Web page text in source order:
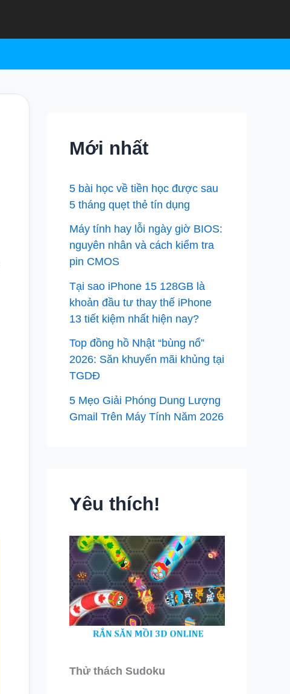
Mới nhất
5 bài học về tiền học được sau
5 tháng quẹt thẻ tín dụng
Máy tính hay lỗi ngày giờ BIOS:
nguyên nhân và cách kiểm tra
pin CMOS
Tại sao iPhone 15 128GB là
khoản đầu tư thay thế iPhone
13 tiết kiệm nhất hiện nay?
Top đồng hồ Nhật “bùng nổ”
2026: Săn khuyến mãi khủng tại
TGDĐ
5 Mẹo Giải Phóng Dung Lượng
Gmail Trên Máy Tính Năm 2026
Yêu thích!
Thử thách Sudoku